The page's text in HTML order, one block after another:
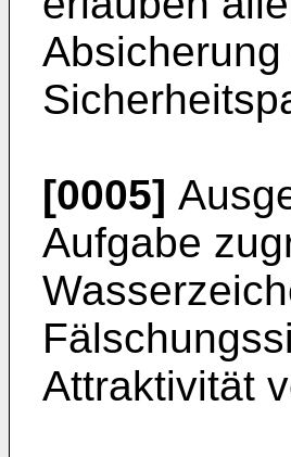
[0005]
Aufgabe
Attraktivität